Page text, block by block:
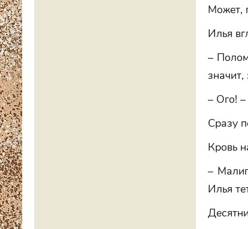
Может,
Илья
–
– Ого!
Сразу
Кровь
–
Илья